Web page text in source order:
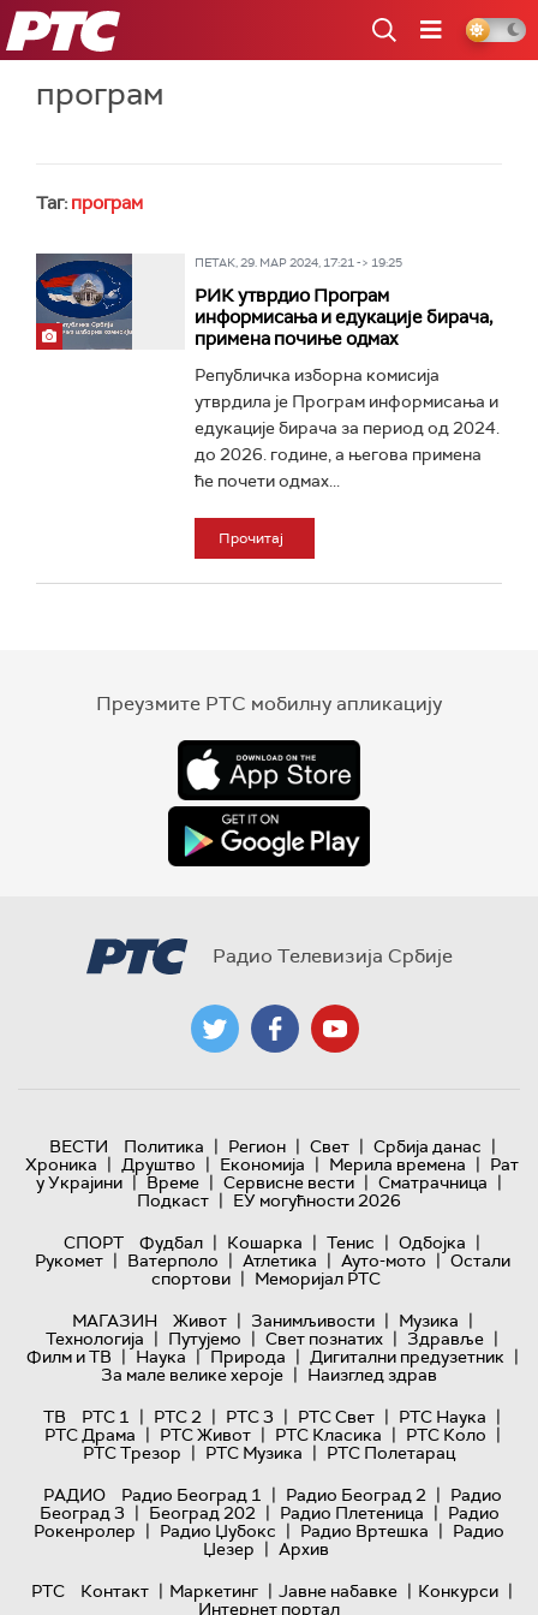
РТС
програм
Таг: програм
ПЕТАК, 29. МАР 2024, 17:21 -> 19:25
РИК утврдио Програм
информисања и едукације бирача,
примена почиње одмах
Републичка изборна комисија
утврдила је Програм информисања и
едукације бирача за период од 2024.
до 2026. године, а његова примена
ће почети одмах...
Прочитај
Преузмите РТС мобилну апликацију
Радио Телевизија Србије
ВЕСТИ Политика | Регион | Свет | Србија данас |
Хроника | Друштво | Економија | Мерила времена | Рат
у Украјини | Време | Сервисне вести | Сматрачница |
Подкаст | ЕУ могућности 2026
СПОРТ
Фудбал | Кошарка | Тенис | Одбојка |
Рукомет | Ватерполо | Атлетика | Ауто-мото | Остали
спортови | Меморијал РТС
МАГАЗИН
Живот | Занимљивости | Музика |
Технологијa | Путујемо | Свет познатих | Здравље |
Филм и ТВ | Наука | Природа | Дигитални предузетник |
За мале велике хероје | Наизглед здрав
ТВ
РТС 1 | РТС 2 | РТС 3 | РТС Свет | РТС Наука |
РТС Драма | РТС Живот | РТС Класика | РТС Коло |
РТС Трезор | РТС Музика | РТС Полетарац
РАДИО
Радио Београд 1 | Радио Београд 2 | Радио
Београд 3 | Београд 202 | Радио Плетеница | Радио
Рокенролер | Радио Џубокс | Радио Вртешка | Радио
Џезер | Архив
РТС
Контакт | Маркетинг | Јавне набавке | Конкурси |
Интернет портал